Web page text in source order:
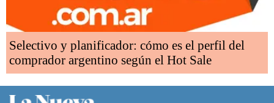
Selectivo y planificador: cómo es el perfil del
comprador argentino según el Hot Sale